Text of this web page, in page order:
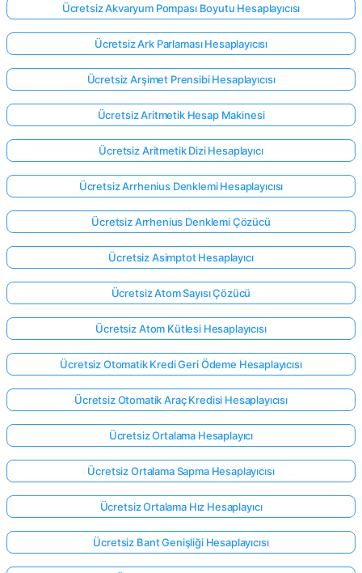
Ücretsiz Akvaryum Pompası Boyutu Hesaplayıcısı
Ücretsiz Ark Parlaması Hesaplayıcısı
Ücretsiz Arşimet Prensibi Hesaplayıcısı
Ücretsiz Aritmetik Hesap Makinesi
Ücretsiz Aritmetik Dizi Hesaplayıcı
Ücretsiz Arrhenius Denklemi Hesaplayıcısı
Ücretsiz Arrhenius Denklemi Çözücü
Ücretsiz Asimptot Hesaplayıcı
Ücretsiz Atom Sayısı Çözücü
Ücretsiz Atom Kütlesi Hesaplayıcısı
Ücretsiz Otomatik Kredi Geri Ödeme Hesaplayıcısı
Ücretsiz Otomatik Araç Kredisi Hesaplayıcısı
Ücretsiz Ortalama Hesaplayıcı
Ücretsiz Ortalama Sapma Hesaplayıcısı
Ücretsiz Ortalama Hız Hesaplayıcı
Ücretsiz Bant Genişliği Hesaplayıcısı